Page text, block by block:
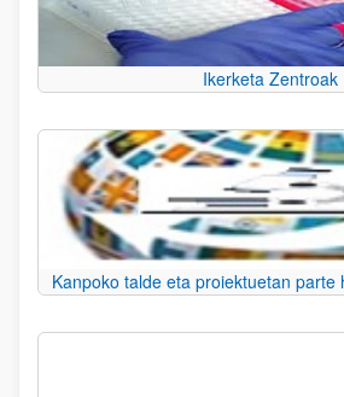
Ikerketa Zentroak
Kanpoko talde eta proiektuetan parte